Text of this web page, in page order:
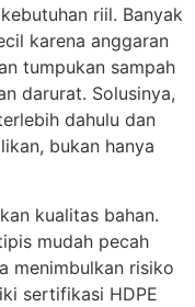
riil. Banyak
karena anggaran
tumpukan sampah
darurat. Solusinya,
dahulu dan
bukan hanya
kualitas bahan.
mudah pecah
menimbulkan risiko
sertifikasi HDPE